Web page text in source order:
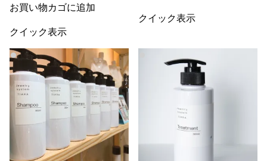
お買い物カゴに追加
クイック表示
クイック表示